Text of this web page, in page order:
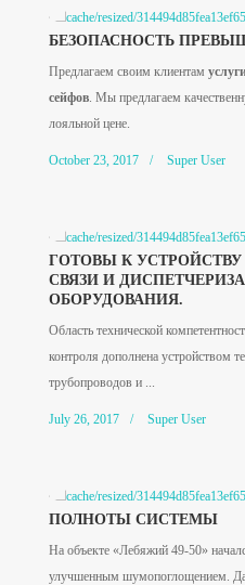
БЕЗОПАСНОСТЬ
Предлагаем своим клиентам
сейфов . Мы предлагаем
лояльной цене.
October 23, 2017 Super User
ГОТОВЫ К
СВЯЗИ И
ОБОРУДОВАНИЯ.
Область технической
контроля дополнена устройством
трубопроводов и ...
July 26, 2017 Super User
ПОЛНОТЫ СИСТЕМЫ
На объекте «Лебяжий 49-50»
улучшенным шумопоглощением.